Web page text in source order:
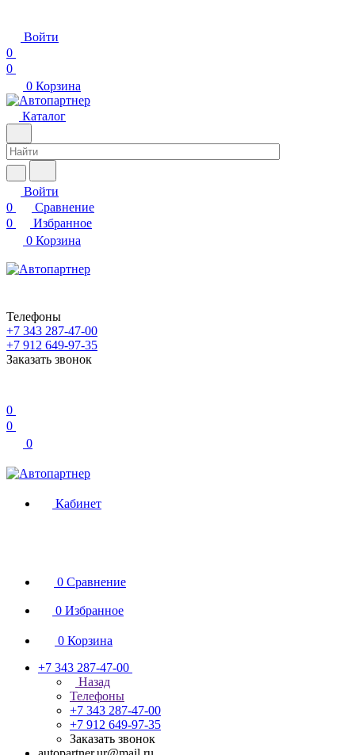
Войти
0
0
0 Корзина
Каталог
Войти
0
Сравнение
0
Избранное
0 Корзина
Телефоны
+7 343 287-47-00
+7 912 649-97-35
Заказать звонок
0
0
0
Кабинет
0 Сравнение
0 Избранное
0 Корзина
+7 343 287-47-00
Назад
Телефоны
+7 343 287-47-00
+7 912 649-97-35
Заказать звонок